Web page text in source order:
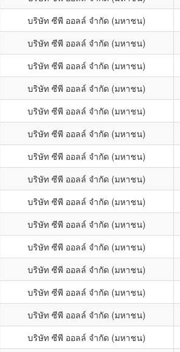
บริษัท ซีพี ออลล์ จำกัด (มหาชน)
บริษัท ซีพี ออลล์ จำกัด (มหาชน)
บริษัท ซีพี ออลล์ จำกัด (มหาชน)
บริษัท ซีพี ออลล์ จำกัด (มหาชน)
บริษัท ซีพี ออลล์ จำกัด (มหาชน)
บริษัท ซีพี ออลล์ จำกัด (มหาชน)
บริษัท ซีพี ออลล์ จำกัด (มหาชน)
บริษัท ซีพี ออลล์ จำกัด (มหาชน)
บริษัท ซีพี ออลล์ จำกัด (มหาชน)
บริษัท ซีพี ออลล์ จำกัด (มหาชน)
บริษัท ซีพี ออลล์ จำกัด (มหาชน)
บริษัท ซีพี ออลล์ จำกัด (มหาชน)
บริษัท ซีพี ออลล์ จำกัด (มหาชน)
บริษัท ซีพี ออลล์ จำกัด (มหาชน)
บริษัท ซีพี ออลล์ จำกัด (มหาชน)